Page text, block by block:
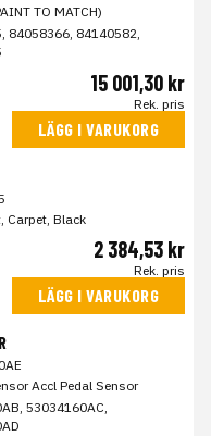
TO MATCH)
84058366, 84140582,
15 001,30 kr
Rek. pris
LÄGG I VARUKORG
Carpet, Black
2 384,53 kr
Rek. pris
LÄGG I VARUKORG
Accl Pedal Sensor
53034160AC,